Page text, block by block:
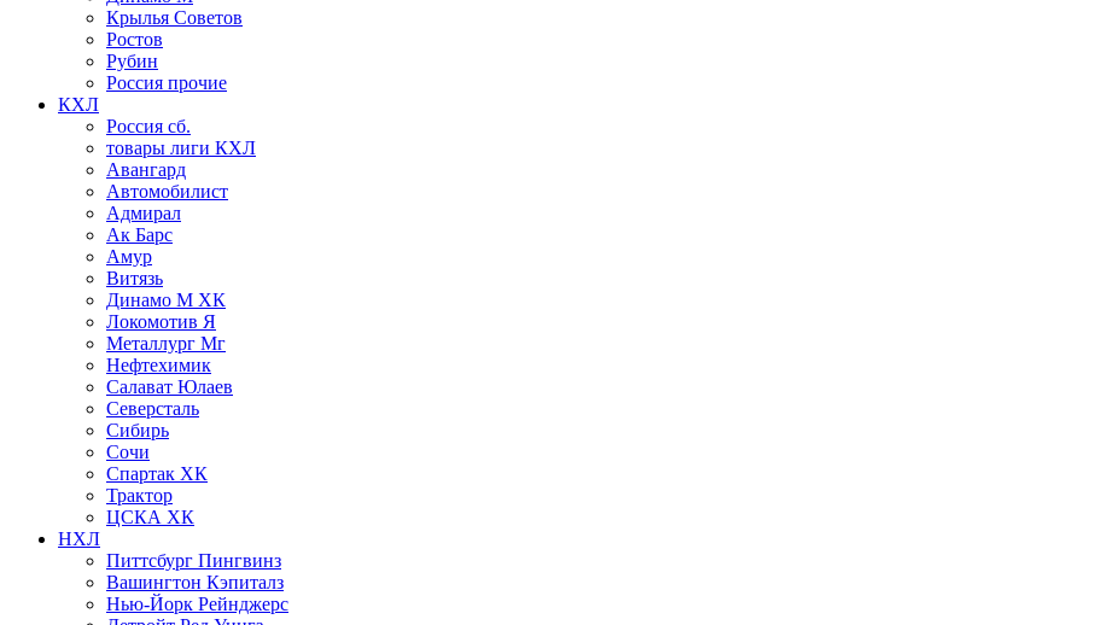
Крылья Советов
Ростов
Рубин
Россия прочие
КХЛ
Россия сб.
товары лиги КХЛ
Авангард
Автомобилист
Адмирал
Ак Барс
Амур
Витязь
Динамо М ХК
Локомотив Я
Металлург Мг
Нефтехимик
Салават Юлаев
Северсталь
Сибирь
Сочи
Спартак ХК
Трактор
ЦСКА ХК
НХЛ
Питтсбург Пингвинз
Вашингтон Кэпиталз
Нью-Йорк Рейнджерс